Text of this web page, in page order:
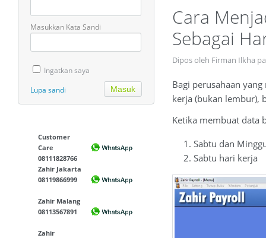
Masukkan Kata Sandi
Ingatkan saya
Lupa sandi
Customer
Care
08111828766
Zahir Jakarta
08119866999
Zahir Malang
08113567891
Zahir
Cara
Sebagai
Dipos oleh Firman Ilkha
Bagi perusahaan
kerja (bukan lembur),
Ketika membuat data
Sabtu dan
Sabtu hari kerja